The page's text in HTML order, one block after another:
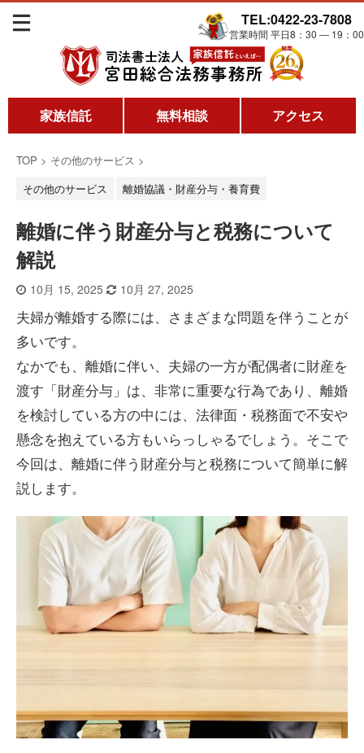
TEL:0422-23-7808
営業時間 平日8：30 ― 19：00
家族信託 無料相談 アクセス
TOP > その他のサービス >
その他のサービス
離婚協議・財産分与・養育費
離婚に伴う財産分与と税務について
解説
10月 15, 2025 10月 27, 2025
夫婦が離婚する際には、さまざまな問題を伴うことが
多いです。
なかでも、離婚に伴い、夫婦の一方が配偶者に財産を
渡す「財産分与」は、非常に重要な行為であり、離婚
を検討している方の中には、法律面・税務面で不安や
懸念を抱えている方もいらっしゃるでしょう。そこで
今回は、離婚に伴う財産分与と税務について簡単に解
説します。